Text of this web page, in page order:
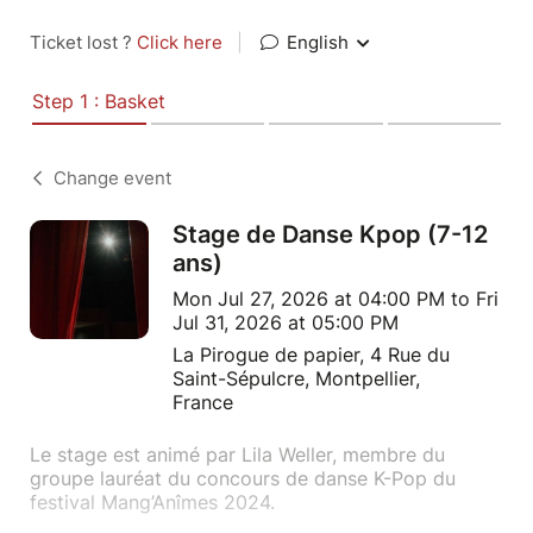
Ticket lost ? Click here English
Step 1 : Basket
Change event
Stage de Danse Kpop (7-12
ans)
Mon Jul 27, 2026 at 04:00 PM to Fri
Jul 31, 2026 at 05:00 PM
La Pirogue de papier, 4 Rue du
Saint-Sépulcre, Montpellier,
France
Le stage est animé par Lila Weller, membre du
groupe lauréat du concours de danse K-Pop du
festival Mang’Anîmes 2024.